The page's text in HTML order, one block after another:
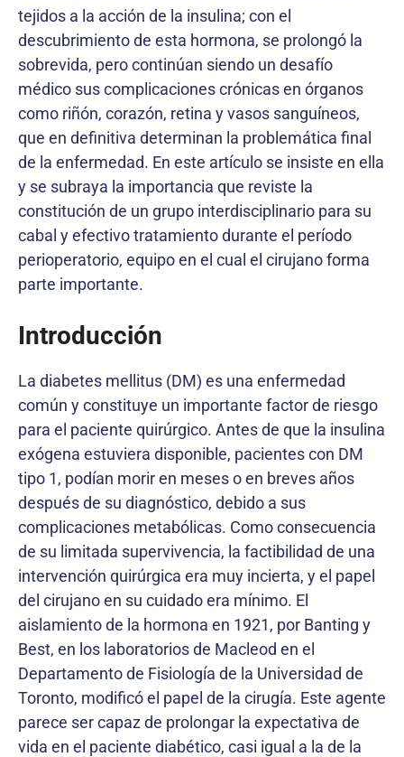
tejidos a la acción de la insulina; con el
descubrimiento de esta hormona, se prolongó la
sobrevida, pero continúan siendo un desafío
médico sus complicaciones crónicas en órganos
como riñón, corazón, retina y vasos sanguíneos,
que en definitiva determinan la problemática final
de la enfermedad. En este artículo se insiste en ella
y se subraya la importancia que reviste la
constitución de un grupo interdisciplinario para su
cabal y efectivo tratamiento durante el período
perioperatorio, equipo en el cual el cirujano forma
parte importante.
Introducción
La diabetes mellitus (DM) es una enfermedad
común y constituye un importante factor de riesgo
para el paciente quirúrgico. Antes de que la insulina
exógena estuviera disponible, pacientes con DM
tipo 1, podían morir en meses o en breves años
después de su diagnóstico, debido a sus
complicaciones metabólicas. Como consecuencia
de su limitada supervivencia, la factibilidad de una
intervención quirúrgica era muy incierta, y el papel
del cirujano en su cuidado era mínimo. El
aislamiento de la hormona en 1921, por Banting y
Best, en los laboratorios de Macleod en el
Departamento de Fisiología de la Universidad de
Toronto, modificó el papel de la cirugía. Este agente
parece ser capaz de prolongar la expectativa de
vida en el paciente diabético, casi igual a la de la